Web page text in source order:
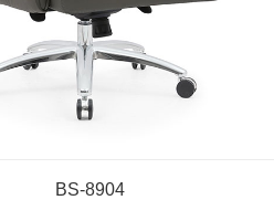
BS-8904